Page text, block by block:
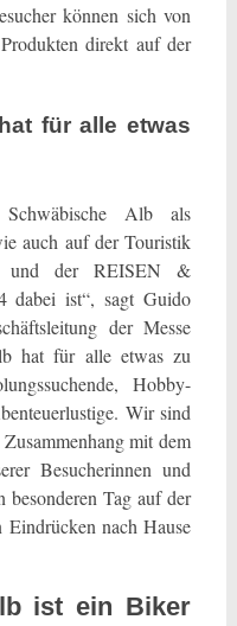
können sich von
direkt auf der
für alle etwas
Alb als
auch auf der Touristik
und der REISEN &
dabei ist“, sagt Guido
der Messe
hat für alle etwas zu
Hobby-
Wir sind
mit dem
Besucherinnen und
besonderen Tag auf der
Eindrücken nach Hause
ist ein Biker